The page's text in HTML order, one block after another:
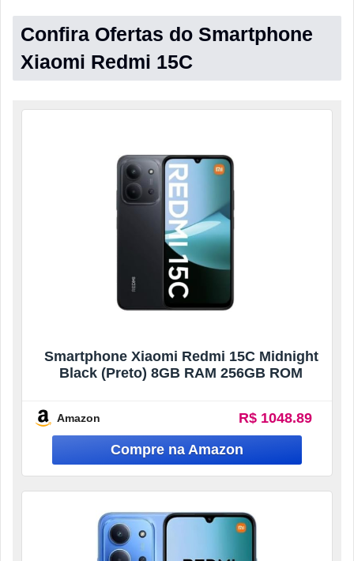
Confira Ofertas do Smartphone
Xiaomi Redmi 15C
Smartphone Xiaomi Redmi 15C Midnight
Black (Preto) 8GB RAM 256GB ROM
Amazon R$ 1048.89